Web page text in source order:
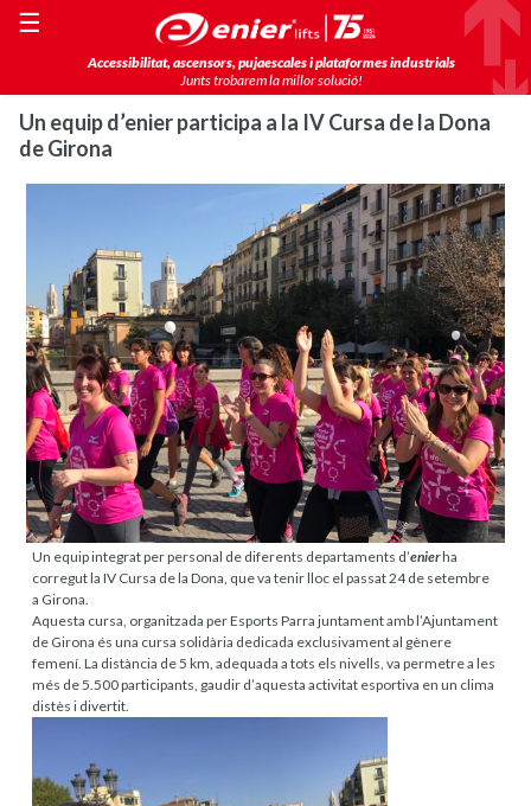
Accessibilitat, ascensors, pujaescales i plataformes industrials
Junts trobarem la millor solució!
☰
Un equip d’enier participa a la IV Cursa de la Dona
de Girona
Un equip integrat per personal de diferents departaments d’enierha
corregut la IV Cursa de la Dona, que va tenir lloc el passat 24 de setembre
a Girona.
Aquesta cursa, organitzada per Esports Parra juntament amb l’Ajuntament
de Girona és una cursa solidària dedicada exclusivament al gènere
femení. La distància de 5 km, adequada a tots els nivells, va permetre a les
més de 5.500 participants, gaudir d’aquesta activitat esportiva en un clima
distès i divertit.